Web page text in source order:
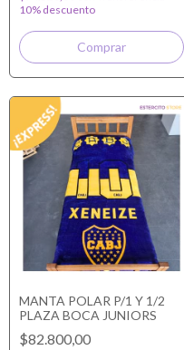
10% descuento
MANTA POLAR P/1 Y 1/2
PLAZA BOCA JUNIORS
$82.800,00